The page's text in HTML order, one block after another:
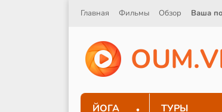
Главная Фильмы Обзор Ваша
OUM.V
ЙОГА ТУРЫ